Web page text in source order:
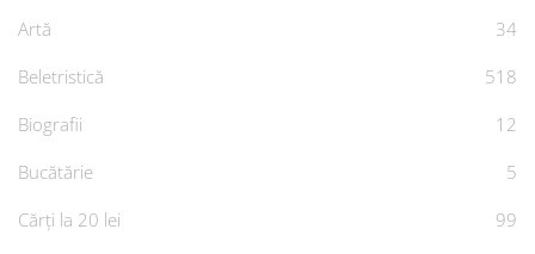
Artă
34
Beletristică
518
Biografii
12
Bucătărie
5
Cărți la 20 lei
99